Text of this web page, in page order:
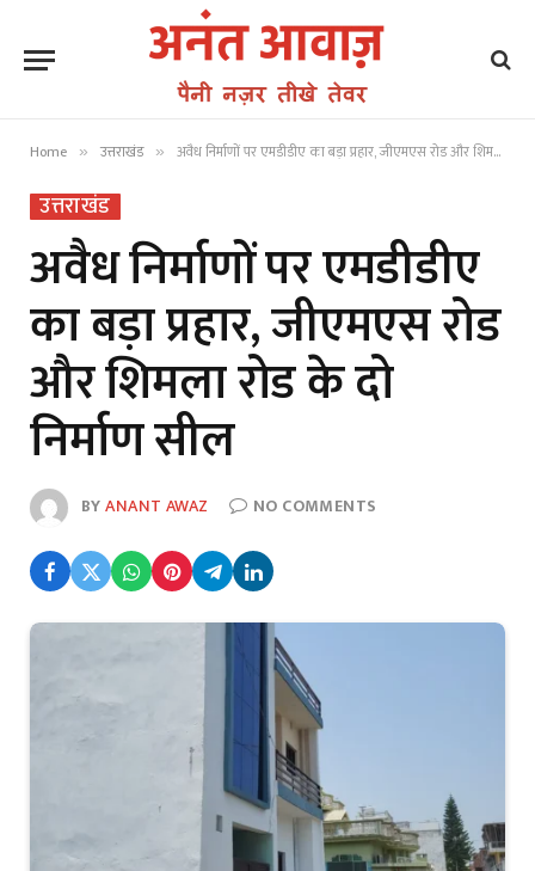
Home » उत्तराखंड » अवैध निर्माणों पर एमडीडीए का बड़ा प्रहार, जीएमएस रोड और शिमला रोड के दो निर्माण सील
उत्तराखंड
अवैध निर्माणों पर एमडीडीए
का बड़ा प्रहार, जीएमएस रोड
और शिमला रोड के दो
निर्माण सील
BYANANT AWAZ NO COMMENTS